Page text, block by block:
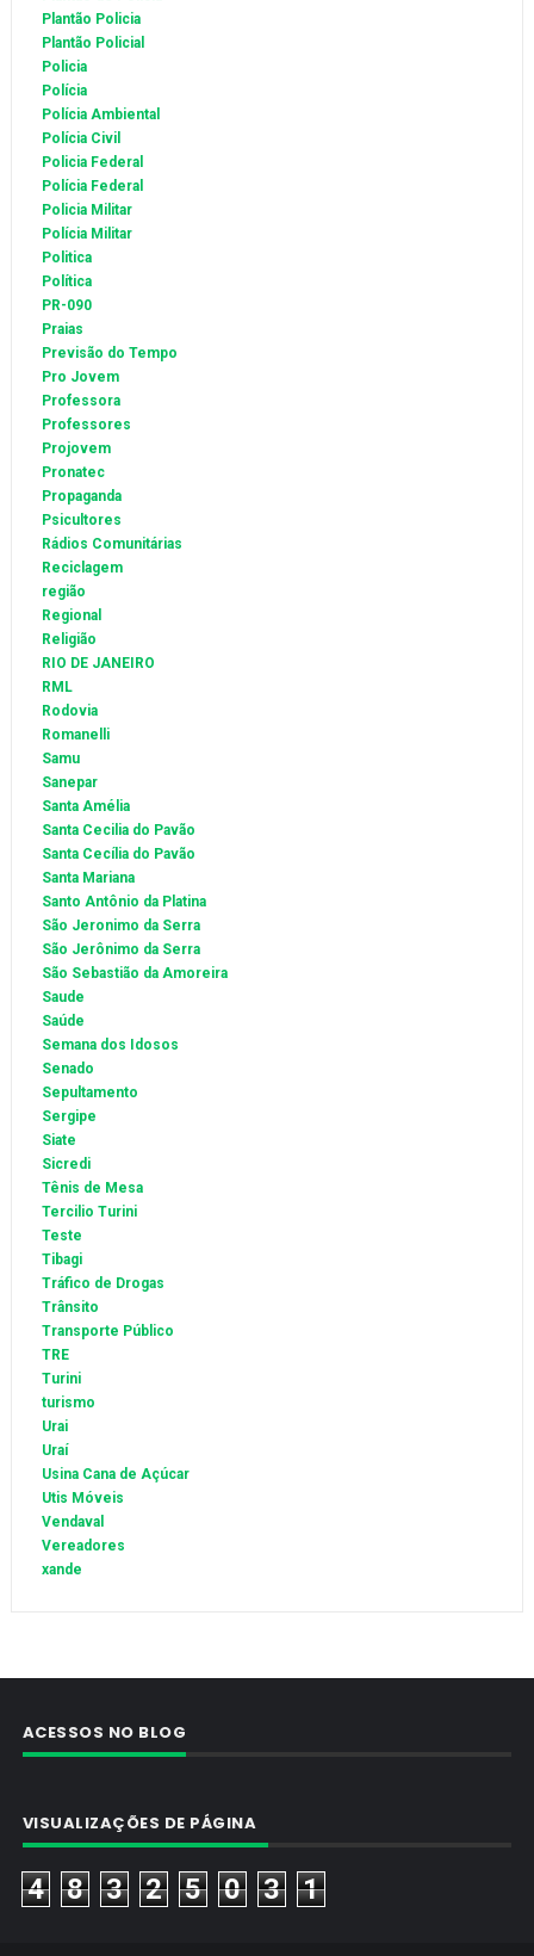
Plantão Policia
Plantão Policial
Policia
Polícia
Polícia Ambiental
Polícia Civil
Policia Federal
Polícia Federal
Policia Militar
Polícia Militar
Politica
Política
PR-090
Praias
Previsão do Tempo
Pro Jovem
Professora
Professores
Projovem
Pronatec
Propaganda
Psicultores
Rádios Comunitárias
Reciclagem
região
Regional
Religião
RIO DE JANEIRO
RML
Rodovia
Romanelli
Samu
Sanepar
Santa Amélia
Santa Cecilia do Pavão
Santa Cecília do Pavão
Santa Mariana
Santo Antônio da Platina
São Jeronimo da Serra
São Jerônimo da Serra
São Sebastião da Amoreira
Saude
Saúde
Semana dos Idosos
Senado
Sepultamento
Sergipe
Siate
Sicredi
Tênis de Mesa
Tercilio Turini
Teste
Tibagi
Tráfico de Drogas
Trânsito
Transporte Público
TRE
Turini
turismo
Urai
Uraí
Usina Cana de Açúcar
Utis Móveis
Vendaval
Vereadores
xande
ACESSOS NO BLOG
VISUALIZAÇÕES DE PÁGINA
4 8 3 2 5 0 3 1